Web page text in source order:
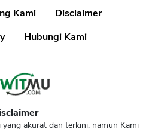
Kami
Disclaimer
Hubungi Kami
akurat dan terkini, namun Kami